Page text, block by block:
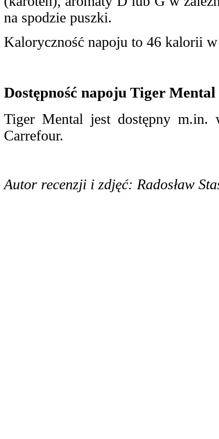
na spodzie puszki.
Kaloryczność napoju to 46 kalorii
Dostępność napoju Tiger Mental
Tiger Mental jest dostępny m.in.
Carrefour.
Autor recenzji i zdjęć: Radosław